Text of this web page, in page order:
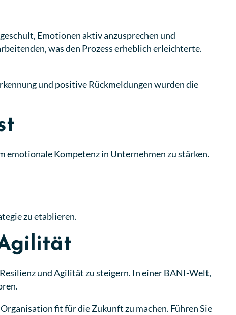
Emotionen aktiv anzusprechen und
was den Prozess erheblich erleichterte.
und positive Rückmeldungen wurden die
emotionale Kompetenz in Unternehmen zu stärken.
zu etablieren.
und Agilität zu steigern. In einer BANI-Welt,
fit für die Zukunft zu machen. Führen Sie